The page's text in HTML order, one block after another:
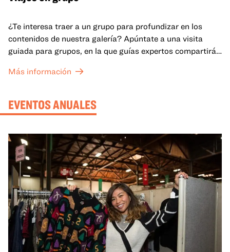
¿Te interesa traer a un grupo para profundizar en los
contenidos de nuestra galería? Apúntate a una visita
guiada para grupos, en la que guías expertos compartirán
mejor lo que se expone en las galerías del OMCA.
Más información
EVENTOS ANUALES